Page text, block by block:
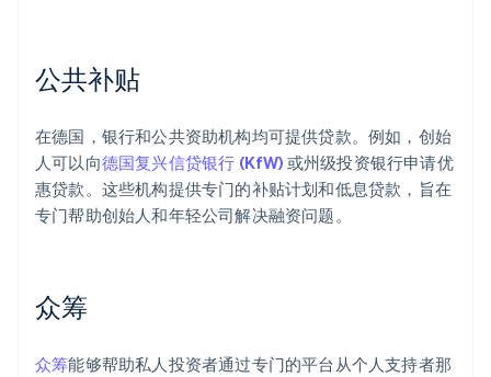
公共补贴
在德国，银行和公共资助机构均可提供贷款。例如，创始
人可以向德国复兴信贷银行 (KfW) 或州级投资银行申请优
惠贷款。这些机构提供专门的补贴计划和低息贷款，旨在
专门帮助创始人和年轻公司解决融资问题。
众筹
众筹能够帮助私人投资者通过专门的平台从个人支持者那